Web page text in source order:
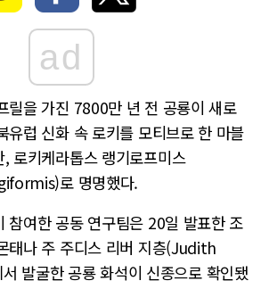
ad
릴을 가진 7800만 년 전 공룡이 새로
유럽 신화 속 로키를 모티브로 한 마블
로키케라톱스 랭기로프미스
로 명명했다.
참여한 공동 연구팀은 20일 발표한 조
태나 주 주디스 리버 지층(Judith
발굴한 공룡 화석이 신종으로 확인됐